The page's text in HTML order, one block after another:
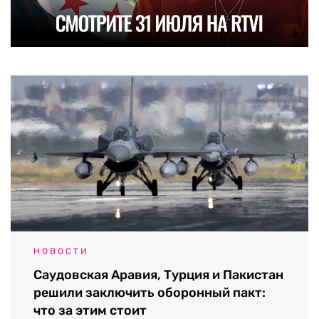
НОВОСТИ
Саудовская Аравия, Турция и Пакистан
решили заключить оборонный пакт:
что за этим стоит